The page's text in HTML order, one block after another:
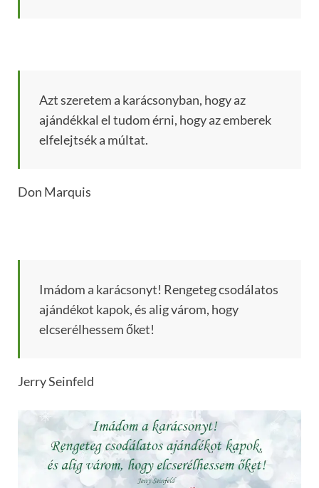
Azt szeretem a karácsonyban, hogy az
ajándékkal el tudom érni, hogy az emberek
elfelejtsék a múltat.
Don Marquis
Imádom a karácsonyt! Rengeteg csodálatos
ajándékot kapok, és alig várom, hogy
elcserélhessem őket!
Jerry Seinfeld